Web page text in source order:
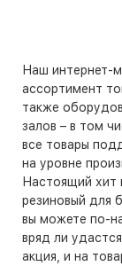
Наш интернет-
ассортимент
также
залов – в том
все товары
на уровне
Настоящий хит
резиновый для
вы можете по-
вряд ли
акция, и на